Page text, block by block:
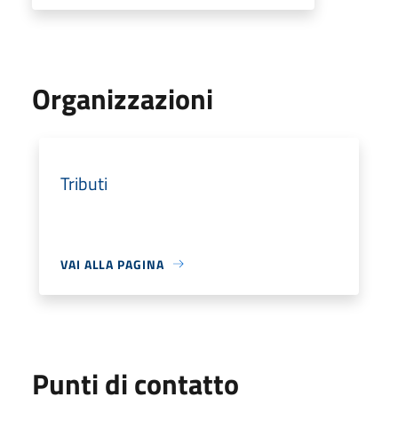
Organizzazioni
Tributi
VAI ALLA PAGINA
Punti di contatto